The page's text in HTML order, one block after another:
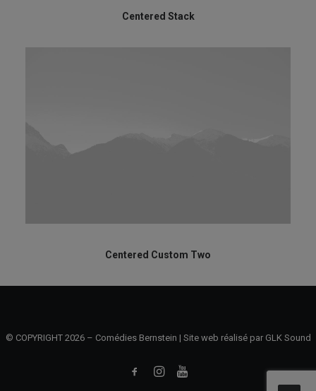
Centered Stack
Centered Custom Two
© COPYRIGHT 2026 – Comédies Bernstein | Site web réalisé par GLK Sound